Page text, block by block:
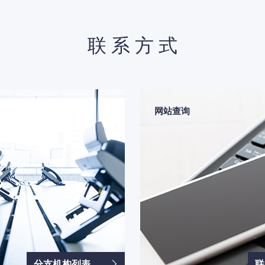
联系方式
网站查询